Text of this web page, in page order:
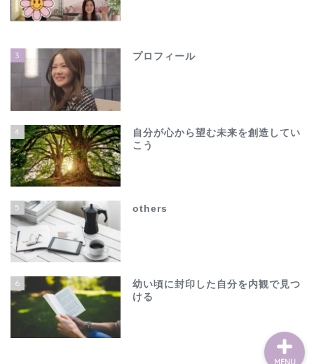
3 プロフィール
4
自分が心から望む未来を創造してい
こう
5 others
6
幼い頃に封印した自分を内観で見つ
ける
夫の不倫で心が壊れそう…
でも、このままじゃ終わ